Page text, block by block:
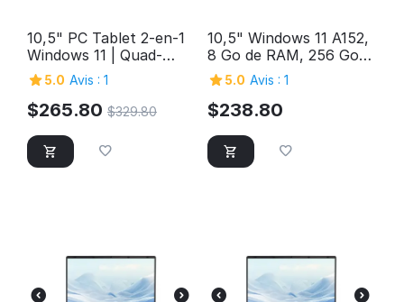
10,5" PC Tablet 2-en-1
Windows 11 | Quad-
Cœur Intel, 12 Go de
RAM, 1 To de stockage
5.0 Avis : 1
$265.80 $329.80
10,5" Windows 11 A152,
8 Go de RAM, 256 Go
de stockage, PC
tablette Windows 2-en-
1 FHD Quad-Core Intel,
USB 3.0 SuperSpeed,
Micro HDMI, caméras
5MP et 2MP, Bluetooth
5.0 Avis : 1
$238.80